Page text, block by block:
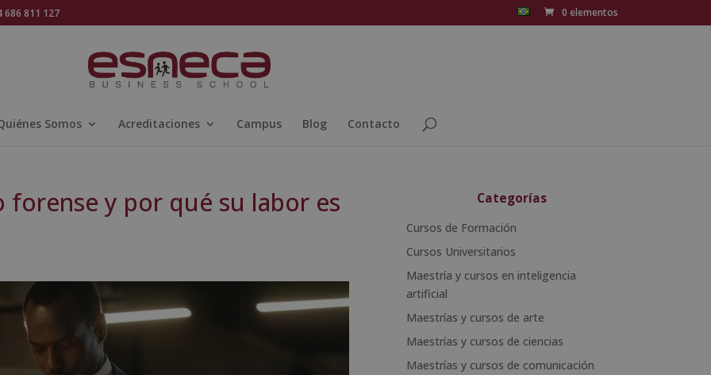
686 811 127 0 elementos
Somos Acreditaciones Campus Blog Contacto
forense y por qué su labor es Categorías
Cursos de Formación
Cursos Universitarios
Maestría y cursos en inteligencia
artificial
Maestrías y cursos de arte
Maestrías y cursos de ciencias
Maestrías y cursos de comunicación